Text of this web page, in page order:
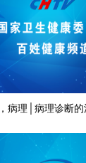
病理│病理诊断的